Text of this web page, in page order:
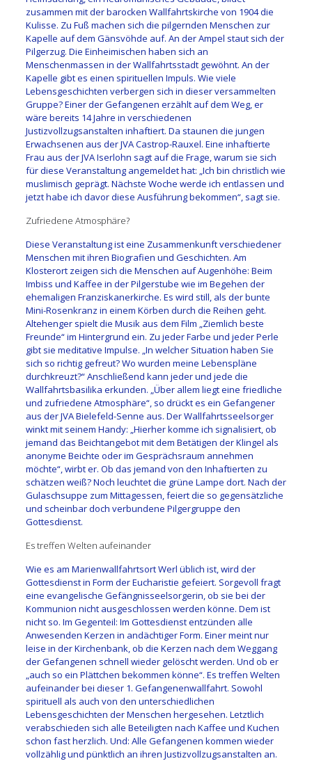
zusammen mit der barocken Wallfahrtskirche von 1904 die
Kulisse. Zu Fuß machen sich die pilgernden Menschen zur
Kapelle auf dem Gänsvöhde auf. An der Ampel staut sich der
Pilgerzug. Die Einheimischen haben sich an
Menschenmassen in der Wallfahrtsstadt gewöhnt. An der
Kapelle gibt es einen spirituellen Impuls. Wie viele
Lebensgeschichten verbergen sich in dieser versammelten
Gruppe? Einer der Gefangenen erzählt auf dem Weg, er
wäre bereits 14 Jahre in verschiedenen
Justizvollzugsanstalten inhaftiert. Da staunen die jungen
Erwachsenen aus der JVA Castrop-Rauxel. Eine inhaftierte
Frau aus der JVA Iserlohn sagt auf die Frage, warum sie sich
für diese Veranstaltung angemeldet hat: „Ich bin christlich wie
muslimisch geprägt. Nächste Woche werde ich entlassen und
jetzt habe ich davor diese Ausführung bekommen“, sagt sie.
Zufriedene Atmosphäre?
Diese Veranstaltung ist eine Zusammenkunft verschiedener
Menschen mit ihren Biografien und Geschichten. Am
Klosterort zeigen sich die Menschen auf Augenhöhe: Beim
Imbiss und Kaffee in der Pilgerstube wie im Begehen der
ehemaligen Franziskanerkirche. Es wird still, als der bunte
Mini-Rosenkranz in einem Körben durch die Reihen geht.
Altehenger spielt die Musik aus dem Film „Ziemlich beste
Freunde“ im Hintergrund ein. Zu jeder Farbe und jeder Perle
gibt sie meditative Impulse. „In welcher Situation haben Sie
sich so richtig gefreut? Wo wurden meine Lebenspläne
durchkreuzt?“ Anschließend kann jeder und jede die
Wallfahrtsbasilika erkunden. „Über allem liegt eine friedliche
und zufriedene Atmosphäre“, so drückt es ein Gefangener
aus der JVA Bielefeld-Senne aus. Der Wallfahrtsseelsorger
winkt mit seinem Handy: „Hierher komme ich signalisiert, ob
jemand das Beichtangebot mit dem Betätigen der Klingel als
anonyme Beichte oder im Gesprächsraum annehmen
möchte“, wirbt er. Ob das jemand von den Inhaftierten zu
schätzen weiß? Noch leuchtet die grüne Lampe dort. Nach der
Gulaschsuppe zum Mittagessen, feiert die so gegensätzliche
und scheinbar doch verbundene Pilgergruppe den
Gottesdienst.
Es treffen Welten aufeinander
Wie es am Marienwallfahrtsort Werl üblich ist, wird der
Gottesdienst in Form der Eucharistie gefeiert. Sorgevoll fragt
eine evangelische Gefängnisseelsorgerin, ob sie bei der
Kommunion nicht ausgeschlossen werden könne. Dem ist
nicht so. Im Gegenteil: Im Gottesdienst entzünden alle
Anwesenden Kerzen in andächtiger Form. Einer meint nur
leise in der Kirchenbank, ob die Kerzen nach dem Weggang
der Gefangenen schnell wieder gelöscht werden. Und ob er
„auch so ein Plättchen bekommen könne“. Es treffen Welten
aufeinander bei dieser 1. Gefangenenwallfahrt. Sowohl
spirituell als auch von den unterschiedlichen
Lebensgeschichten der Menschen hergesehen. Letztlich
verabschieden sich alle Beteiligten nach Kaffee und Kuchen
schon fast herzlich. Und: Alle Gefangenen kommen wieder
vollzählig und pünktlich an ihren Justizvollzugsanstalten an.